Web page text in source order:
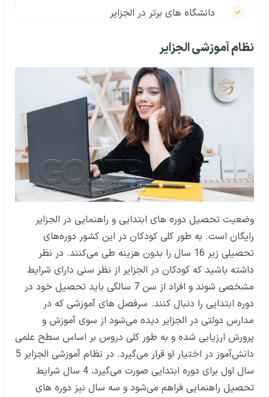
دانشگاه های برتر در الجزایر
دانشگاه های مورد تایید وزارت بهداشت در
الجزایر
دانشگاه های مورد تایید وزارت علوم در الجزایر
خدمات بانکی و مالی برای دانشجویان در الجزایر
بیمه و تسهیلات درمانی برای دانشجویان در
الجزایر
کار دانشجویی و اجازه کار دانشجویی در الجزایر
مشاغل دانشجویی الجزایر
امتیازات کارت دانشجویی در الجزایر
خوابگاه در الجزایر
معادل سازی مدارک در الجزایر
آزمون های ورودی مقاطع مختلف در الجزایر
اعتبار دانشگاه های الجزایر و انتقال به کشور های
دیگر
بورسیه تحصیلی در الجزایر
نظام آموزشی الجزایر
وضعیت تحصیل دوره های ابتدایی و راهنمایی در الجزایر
رایگان است. به طور کلی کودکان در این کشور دوره‌های
تحصیلی زیر 16 سال را بدون هزینه طی می‌کنند. در نظر
داشته باشید که کودکان در الجزایر از نظر سنی دارای شرایط
مشخصی شوند و افراد از سن 7 سالگی باید تحصیل خود در
دوره ابتدایی را دنبال کنند. سرفصل های آموزشی که در
مدارس دولتی در الجزایر دیده می‌شود از سوی آموزش و
پرورش ارزیابی شده و به طور کلی دروس بر اساس سطح علمی
دانش‌آموز در اختیار او قرار می‌گیرد. در نظام آموزشی الجزایر 5
سال اول برای دوره ابتدایی صورت می‌گیرد، 4 سال شرایط
تحصیل راهنمایی فراهم می‌شود و سه سال نیز دوره های